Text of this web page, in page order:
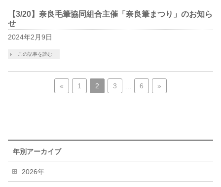
【3/20】奈良毛筆協同組合主催「奈良筆まつり」のお知ら
せ
2024年2月9日
この記事を読む
« 1 2 3 6 »
年別アーカイブ
2026年